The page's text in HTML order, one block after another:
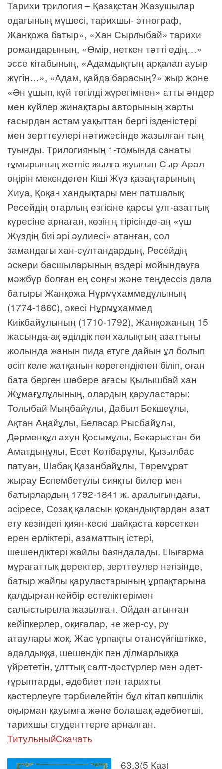
Тарихи трилогия – Қазақстан Жазушылар
одағының мүшесі, тарихшы- этнограф,
Жанқожа батыр», «Хан Сырлыбай» тарихи
романдарының, «Өмір, неткен тәтті едің…»
эссе кітабының, «Адамдықтың арқалап ауыр
жүгін…», «Адам, қайда барасың?» жыр және
«Ән ұшып, күй төгілді жүрегімнен» атты әндер
мен күйлер жинақтары авторының жарты
ғасырдан астам уақыттан бергі ізденістері
мен зерттеулері нәтижесінде жазылған тың
туынды. Трилогияның 1-томында санаты
ғұмырының жетпіс жылға жуығын Сыр-Арал
өңірін мекендеген Кіші Жүз қазаңтарының
Хиуа, Қоқан хандықтары мен патшалық
Ресейдің отарлың езгісіне қарсы ұлт-азаттық
күресіне арнаған, көзінің тірісінде-аң «үш
Жүздің биі әрі әулиесі» атанған, сол
замандагы хан-сұлтандардың, Ресейдің
әскери басшыларының өздері мойындауға
мәжбүр болған ең соңғы және теңдессіз дала
батыры Жанқожа Нұрмүхаммедұлының
(1774-1860), әкесі Нұрмұхаммед
Киікбайұлының (1710-1792), Жанқожаның 15
жасында-ақ әділдік пен халықтың азаттығы
жолында жанын пида етуге дайын ұл болып
өсіп келе жатқанын көрегендікпен біліп, оған
бата берген шөбере ағасы Қылышбай хан
Жұмағұлұлының, олардың қаруластары:
Толыбай Мыңбайұлы, Дабыл Бекшеұлы,
Ақтан Аңайұлы, Беласар Рысбайұлы,
Дәрменқұл ахун Қосымұлы, Бекарыстан би
Аматдыңұлы, Есет Көтібарұлы, Қызылбас
патуан, Шабақ Қазанбайұлы, Төремұрат
жырау Еспембетұлы сияқты билер мен
батырлардың 1792-1841 ж. аралығындағы,
әсіресе, Созақ қаласын қоқандықтардан азат
ету кезіндегі қиян-кескі шайқаста көрсеткен
ерен ерліктері, азаматтың істері,
шешендіктері жайлы баяндалады. Шығарма
мұрағаттық деректер, зерттеулер негізінде,
батыр жайлы қаруластарының ұрпақтарына
қалдырған кейбір естеліктерімен
салыстырыла жазылған. Ойдан атынған
кейіпкерлер, оқиғалар, не жер-су, ру
атаулары жоқ. Жас ұрпақты отансүйгіштікке,
адалдыққа, шешендік пен ділмарлыққа
үйрететін, ұлттық салт-дәстүрлер мен әдет-
ғұрыптарды, әдебиет пен тарихты
қастерлеуге тәрбиелейтін бұл кітап көпшілік
оқырман қауымға және болашақ әдебиетші,
тарихшы студенттерге арналған.
ТитульныйСкачать
63.3(5 Қаз)